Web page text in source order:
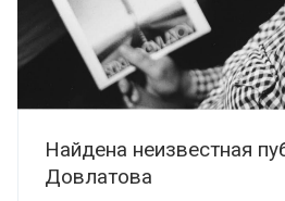
Найдена неизвестная
Довлатова